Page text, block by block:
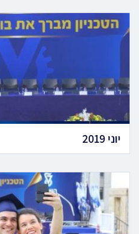
יוני 2019